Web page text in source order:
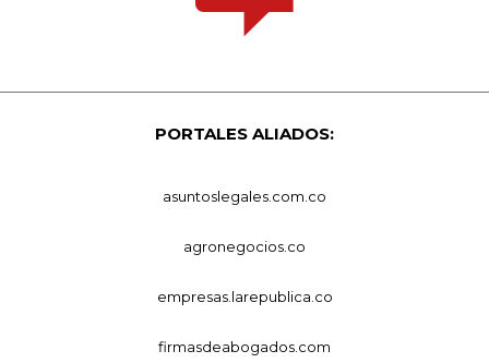
PORTALES ALIADOS:
asuntoslegales.com.co
agronegocios.co
empresas.larepublica.co
firmasdeabogados.com